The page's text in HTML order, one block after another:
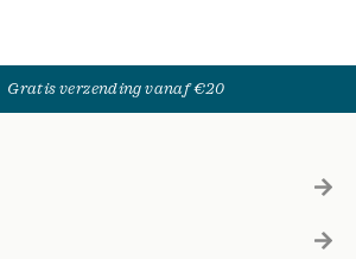
Gratis verzending vanaf €20